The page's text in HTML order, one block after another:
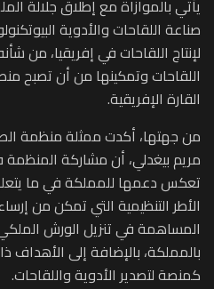
يأتي بالموازاة مع إطلاق جلالة
صناعة اللقاحات والأدوية
لإنتاج اللقاحات في إفريقيا، من
اللقاحات وتمكينها من أن تصبح
القارة الإفريقية.
من جهتها، أكدت ممثلة منظمة
مريم بيغدلي، أن مشاركة
تعكس دعمها للمملكة في ما
الأطر التنظيمية التي تمكن من
المساهمة في تنزيل الورش
بالمملكة، بالإضافة إلى الأهداف
كمنصة لتصدير الأدوية واللقاحات.